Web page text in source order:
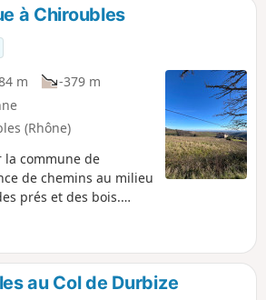
à Chiroubles
m
-379 m
(Rhône)
la commune de
de chemins au milieu
prés et des bois.
au Col de Durbize